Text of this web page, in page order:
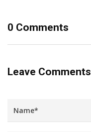
0 Comments
Leave Comments